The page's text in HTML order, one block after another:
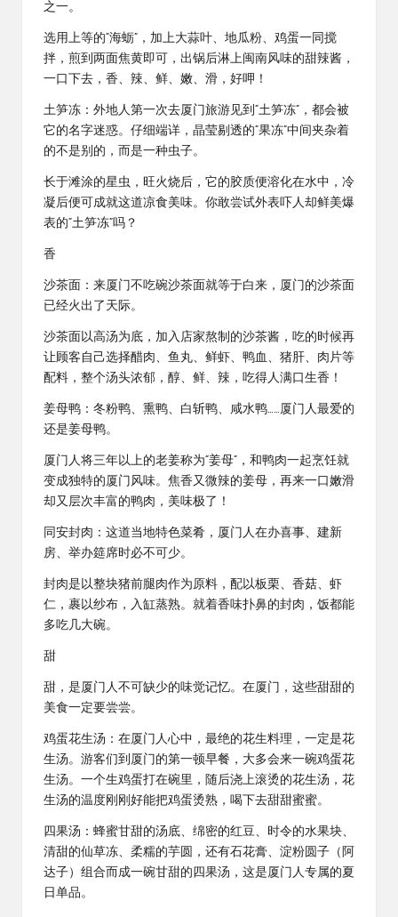
之一。
选用上等的“海蛎”，加上大蒜叶、地瓜粉、鸡蛋一同搅
拌，煎到两面焦黄即可，出锅后淋上闽南风味的甜辣酱，
一口下去，香、辣、鲜、嫩、滑，好呷！
土笋冻：外地人第一次去厦门旅游见到“土笋冻”，都会被
它的名字迷惑。仔细端详，晶莹剔透的“果冻”中间夹杂着
的不是别的，而是一种虫子。
长于滩涂的星虫，旺火烧后，它的胶质便溶化在水中，冷
凝后便可成就这道凉食美味。你敢尝试外表吓人却鲜美爆
表的“土笋冻”吗？
香
沙茶面：来厦门不吃碗沙茶面就等于白来，厦门的沙茶面
已经火出了天际。
沙茶面以高汤为底，加入店家熬制的沙茶酱，吃的时候再
让顾客自己选择醋肉、鱼丸、鲜虾、鸭血、猪肝、肉片等
配料，整个汤头浓郁，醇、鲜、辣，吃得人满口生香！
姜母鸭：冬粉鸭、熏鸭、白斩鸭、咸水鸭……厦门人最爱的
还是姜母鸭。
厦门人将三年以上的老姜称为“姜母”，和鸭肉一起烹饪就
变成独特的厦门风味。焦香又微辣的姜母，再来一口嫩滑
却又层次丰富的鸭肉，美味极了！
同安封肉：这道当地特色菜肴，厦门人在办喜事、建新
房、举办筵席时必不可少。
封肉是以整块猪前腿肉作为原料，配以板栗、香菇、虾
仁，裹以纱布，入缸蒸熟。就着香味扑鼻的封肉，饭都能
多吃几大碗。
甜
甜，是厦门人不可缺少的味觉记忆。在厦门，这些甜甜的
美食一定要尝尝。
鸡蛋花生汤：在厦门人心中，最绝的花生料理，一定是花
生汤。游客们到厦门的第一顿早餐，大多会来一碗鸡蛋花
生汤。一个生鸡蛋打在碗里，随后浇上滚烫的花生汤，花
生汤的温度刚刚好能把鸡蛋烫熟，喝下去甜甜蜜蜜。
四果汤：蜂蜜甘甜的汤底、绵密的红豆、时令的水果块、
清甜的仙草冻、柔糯的芋圆，还有石花膏、淀粉圆子（阿
达子）组合而成一碗甘甜的四果汤，这是厦门人专属的夏
日单品。